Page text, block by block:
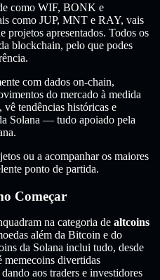
como WIF, BONK e
como JUP, MNT e RAY, vais
projetos apresentados. Todos os
blockchain, pelo que podes
com dados on-chain,
do mercado à medida
tendências históricas e
Solana — tudo apoiado pela
ou a acompanhar os maiores
ponto de partida.
Começar
na categoria de altcoins
além da Bitcoin e do
da Solana inclui tudo, desde
memecoins divertidas
aos traders e investidores